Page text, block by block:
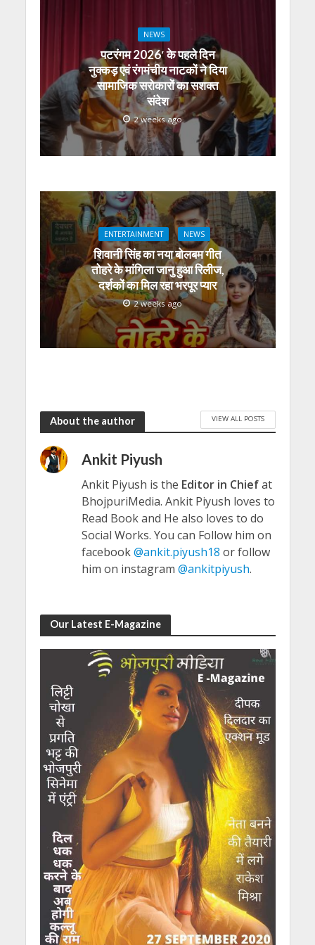
NEWS
पटरंगम 2026′ के पहले दिन
नुक्कड़ एवं रंगमंचीय नाटकों ने दिया
सामाजिक सरोकारों का सशक्त
संदेश
2 weeks ago
ENTERTAINMENT NEWS
शिवानी सिंह का नया बोलबम गीत
तोहरे के मांगिला जानु हुआ रिलीज,
दर्शकों का मिल रहा भरपूर प्यार
2 weeks ago
About the author VIEW ALL POSTS
Ankit Piyush
Ankit Piyush is the Editor in Chiefat
BhojpuriMedia. Ankit Piyush loves to
Read Book and He also loves to do
Social Works. You can Follow him on
facebook@ankit.piyush18 or follow
him on instagram @ankitpiyush.
Our Latest E-Magazine